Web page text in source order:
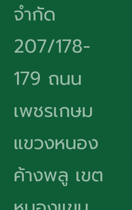
จำกัด
207/178-
179 ถนน
เพชรเกษม
แขวงหนอง
ค้างพลู เขต